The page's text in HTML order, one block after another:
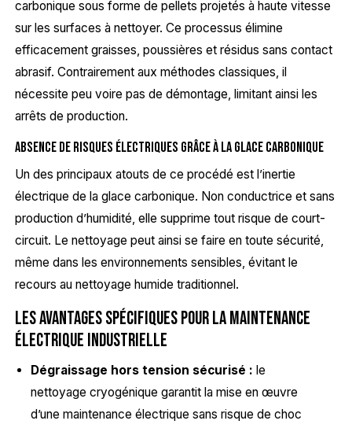
carbonique sous forme de pellets projetés à haute vitesse
sur les surfaces à nettoyer. Ce processus élimine
efficacement graisses, poussières et résidus sans contact
abrasif. Contrairement aux méthodes classiques, il
nécessite peu voire pas de démontage, limitant ainsi les
arrêts de production.
Absence de risques électriques grâce à la glace carbonique
Un des principaux atouts de ce procédé est l’inertie
électrique de la glace carbonique. Non conductrice et sans
production d’humidité, elle supprime tout risque de court-
circuit. Le nettoyage peut ainsi se faire en toute sécurité,
même dans les environnements sensibles, évitant le
recours au nettoyage humide traditionnel.
Les avantages spécifiques pour la maintenance
électrique industrielle
Dégraissage hors tension sécurisé : le
nettoyage cryogénique garantit la mise en œuvre
d’une maintenance électrique sans risque de choc